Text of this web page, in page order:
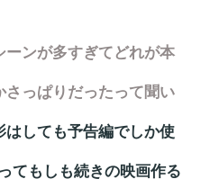
ンが多すぎてどれが本
っぱりだったって聞い
しても予告編でしか使
てもしも続きの映画作る